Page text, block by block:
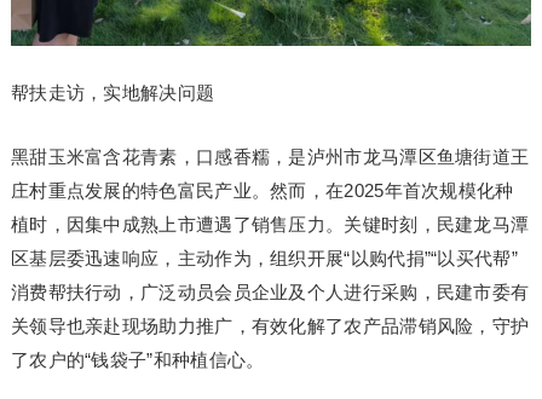
帮扶走访，实地解决问题
黑甜玉米富含花青素，口感香糯，是泸州市龙马潭区鱼塘街道王
庄村重点发展的特色富民产业。然而，在2025年首次规模化种
植时，因集中成熟上市遭遇了销售压力。关键时刻，民建龙马潭
区基层委迅速响应，主动作为，组织开展“以购代捐”“以买代帮”
消费帮扶行动，广泛动员会员企业及个人进行采购，民建市委有
关领导也亲赴现场助力推广，有效化解了农产品滞销风险，守护
了农户的“钱袋子”和种植信心。